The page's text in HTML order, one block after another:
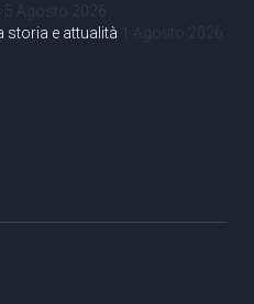
5 Agosto 2026
storia e attualità 1 Agosto 2026